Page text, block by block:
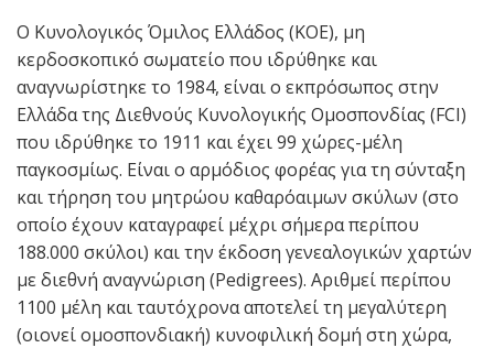
Ο Κυνολογικός Όμιλος Ελλάδος (ΚΟΕ), μη
κερδοσκοπικό σωματείο που ιδρύθηκε και
αναγνωρίστηκε το 1984, είναι ο εκπρόσωπος στην
Ελλάδα της Διεθνούς Κυνολογικής Ομοσπονδίας (FCI)
που ιδρύθηκε το 1911 και έχει 99 χώρες-μέλη
παγκοσμίως. Είναι ο αρμόδιος φορέας για τη σύνταξη
και τήρηση του μητρώου καθαρόαιμων σκύλων (στο
οποίο έχουν καταγραφεί μέχρι σήμερα περίπου
188.000 σκύλοι) και την έκδοση γενεαλογικών χαρτών
με διεθνή αναγνώριση (Pedigrees). Αριθμεί περίπου
1100 μέλη και ταυτόχρονα αποτελεί τη μεγαλύτερη
(οιονεί ομοσπονδιακή) κυνοφιλική δομή στη χώρα,